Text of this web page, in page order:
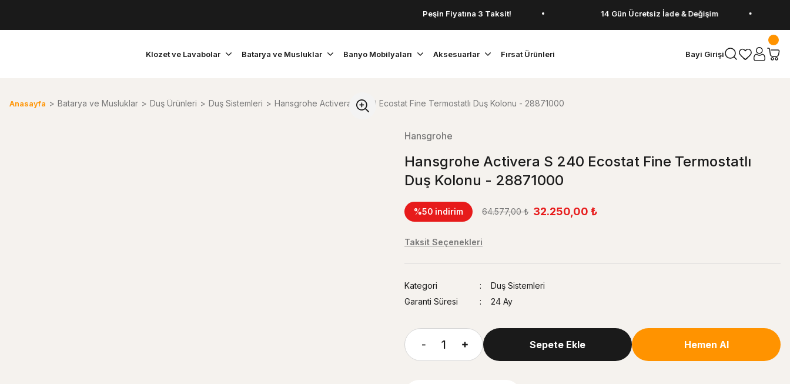
Peşin Fiyatına 3 Taksit! 14 Gün Ücretsiz İade & Değişim
Klozet ve Lavabolar Batarya ve Musluklar Banyo Mobilyaları Aksesuarlar Fırsat Ürünleri Bayi Girişi
Anasayfa Batarya ve Musluklar Duş Ürünleri Duş Sistemleri Hansgrohe Activera S 240 Ecostat Fine Termostatlı Duş Kolonu - 28871000
Hansgrohe
Hansgrohe Activera S 240 Ecostat Fine Termostatlı
Duş Kolonu - 28871000
%50 indirim 64.577,00 ₺ 32.250,00 ₺
Taksit Seçenekleri
Kategori
Duş Sistemleri
Garanti Süresi
24 Ay
Sepete Ekle Hemen Al